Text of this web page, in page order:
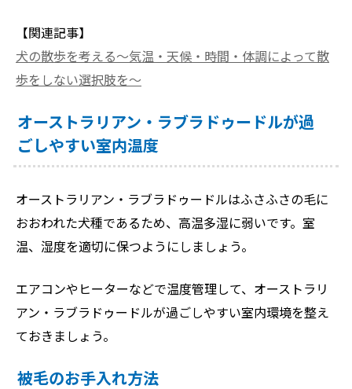
【関連記事】
犬の散歩を考える〜気温・天候・時間・体調によって散
歩をしない選択肢を〜
オーストラリアン・ラブラドゥードルが過
ごしやすい室内温度
オーストラリアン・ラブラドゥードルはふさふさの毛に
おおわれた犬種であるため、高温多湿に弱いです。室
温、湿度を適切に保つようにしましょう。
エアコンやヒーターなどで温度管理して、オーストラリ
アン・ラブラドゥードルが過ごしやすい室内環境を整え
ておきましょう。
被毛のお手入れ方法